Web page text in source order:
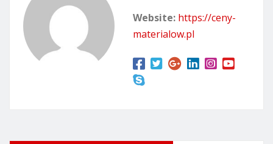
Website: https://ceny-
materialow.pl